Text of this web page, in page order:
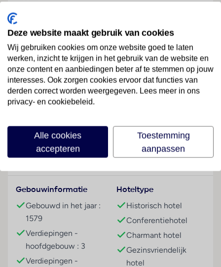
slechts 10 minuten rijden van Perugia. Het is een heel
bijzonder resort. Het ligt in de kleine stad San Martino
in Campo en wordt omringd door een grote
botanische tuin. Het charmante hotel is een plek die
de gasten zal betoveren door de mooie ligging en de
perfecte gastvrijheid.
Hotelfaciliteiten
In een 3 verdiepingen tellend hoofdgebouw en een 2
niet-rokerskamers ter beschikking. Het vriendelijke
personeel aan de receptie is graag bij alle vragen
behulpzaam. Een bagagedepot en een kluis behoren
ondersteuning bij het boeken van excursies. Het hotel
beschikt over meerdere voor gehandicapten
toegankelijke vrijetijdsbestedingen. 2 liften en
faciliteiten voor rolstoelgebruikers zijn voorhanden. Er
zijn winkels die tot rondneuzen en flaneren
uitnodigen. Buiten biedt een tuin extra ruimte voor
ontspanning en recreatie. Tot de overige
Faciliteiten
Gebouwinformatie
Gebouwd in het jaar :
1579
Verdiepingen -
hoofdgebouw : 3
Verdiepingen -
Hoteltype
Historisch hotel
Conferentiehotel
Charmant hotel
Gezinsvriendelijk
hotel
Deze website maakt gebruik van cookies
Wij gebruiken cookies om onze website goed te laten
werken, inzicht te krijgen in het gebruik van de website en
onze content en aanbiedingen beter af te stemmen op jouw
interesses. Ook zorgen cookies ervoor dat functies van
derden correct worden weergegeven. Lees meer in ons
privacy- en cookiebeleid.
Alle cookies
accepteren
Toestemming
aanpassen